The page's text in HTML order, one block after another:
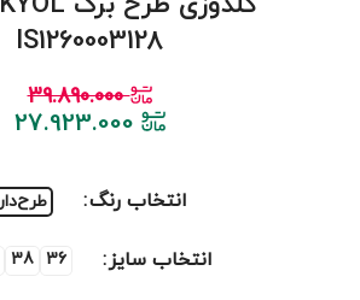
IS1260003128
39.890.000
27.923.000
انتخاب رنگ طرح‌دار
انتخاب سایز 36
38